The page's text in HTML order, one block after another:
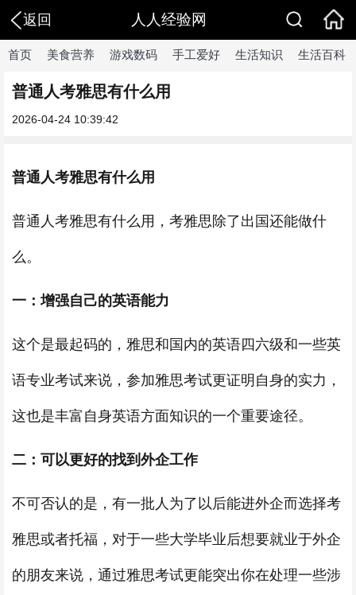
返回 人人经验网
首页 美食营养 游戏数码 手工爱好 生活知识 生活百科
普通人考雅思有什么用
2026-04-24 10:39:42
普通人考雅思有什么用
普通人考雅思有什么用，考雅思除了出国还能做什
么。
一：增强自己的英语能力
这个是最起码的，雅思和国内的英语四六级和一些英
语专业考试来说，参加雅思考试更证明自身的实力，
这也是丰富自身英语方面知识的一个重要途径。
二： 可以更好的找到外企工作
不可否认的是，有一批人为了以后能进外企而选择考
雅思或者托福，对于一些大学毕业后想要就业于外企
的朋友来说，通过雅思考试更能突出你在处理一些涉